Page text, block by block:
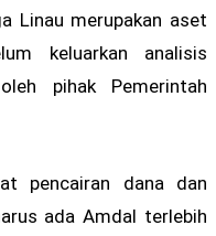
Linau merupakan aset
keluarkan analisis
pihak Pemerintah
pencairan dana dan
ada Amdal terlebih